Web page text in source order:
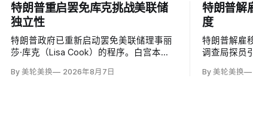
特朗普重启罢免库克挑战美联储
独立性
特朗普政府已重新启动罢免美联储理事丽
莎·库克（Lisa Cook）的程序。白宫本周
贷欺诈指控和「重大过失」为由将她免
By 美轮美换 2026年8月7日
特朗普解
度
特朗普解雇
调查局探员
开除联邦雇
By 美轮美换